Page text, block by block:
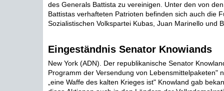
des Generals Battista zu vereinigen. Unter den von
Battistas verhafteten Patrioten befinden sich auch die
Sozialistischen Volkspartei Kubas, Juan Marinello und
Eingeständnis Senator Knowiands
New York (ADN). Der republikanische Senator
Programm der Versendung von Lebensmittelpaketen"
„eine Waffe des kalten Krieges ist" Knowland gab